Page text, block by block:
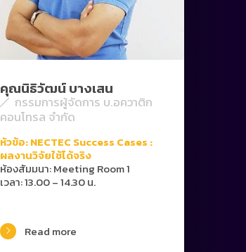
คุณนิธิวัฒน์ บางเสน
กรรมการผู้จัดการ บ.อควาติก
คอนโทรล จำกัด
หัวข้อ: NECTEC Success Cases :
ผลงานวิจัยใช้ได้จริง
ห้องสัมมนา: Meeting Room 1
เวลา: 13.00 – 14.30 น.
Read more